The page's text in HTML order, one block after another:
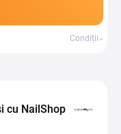
Condiții
cu NailShop